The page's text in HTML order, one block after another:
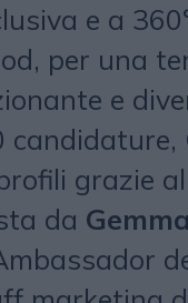
e a
per una
e
candidature,
grazie
da